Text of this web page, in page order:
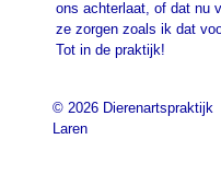
ons achterlaat, of dat nu
ze zorgen zoals ik dat
Tot in de praktijk!
© 2026 Dierenartspraktijk
Laren